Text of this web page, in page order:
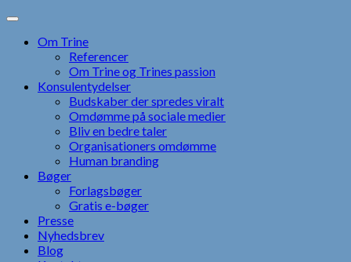
Skip
contentOm Trine
Referencer
Om Trine og Trines passion
Konsulentydelser
Budskaber der spredes viralt
Omdømme på sociale medier
Bliv en bedre taler
Organisationers omdømme
Human branding
Bøger
Forlagsbøger
Gratis e-bøger
Presse
Nyhedsbrev
Blog